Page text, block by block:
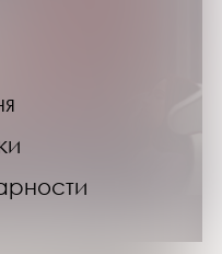
кроме